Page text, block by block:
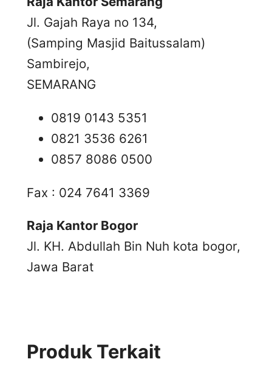
Jl. Gajah Raya no 134,
(Samping Masjid Baitussalam)
Sambirejo,
SEMARANG
0819 0143 5351
0821 3536 6261
0857 8086 0500
Fax : 024 7641 3369
Raja Kantor Bogor
Jl. KH. Abdullah Bin Nuh kota bogor,
Jawa Barat
Produk Terkait